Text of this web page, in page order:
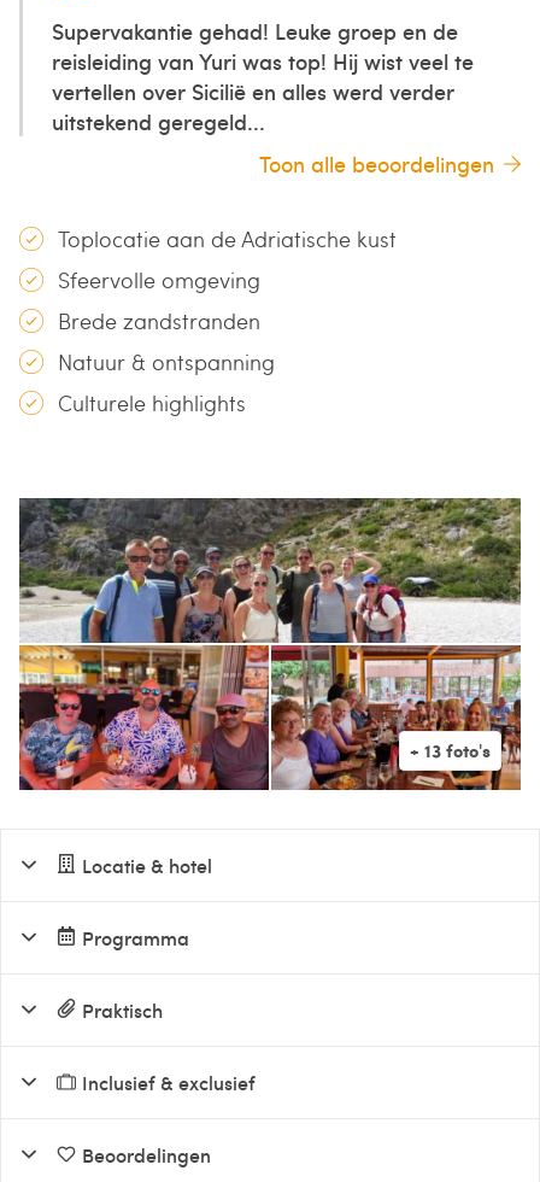
Supervakantie gehad! Leuke groep en de
reisleiding van Yuri was top! Hij wist veel te
vertellen over Sicilië en alles werd verder
uitstekend geregeld...
Toon alle beoordelingen
Toplocatie aan de Adriatische kust
Sfeervolle omgeving
Brede zandstranden
Natuur & ontspanning
Culturele highlights
Locatie & hotel
Programma
Praktisch
Inclusief & exclusief
Beoordelingen